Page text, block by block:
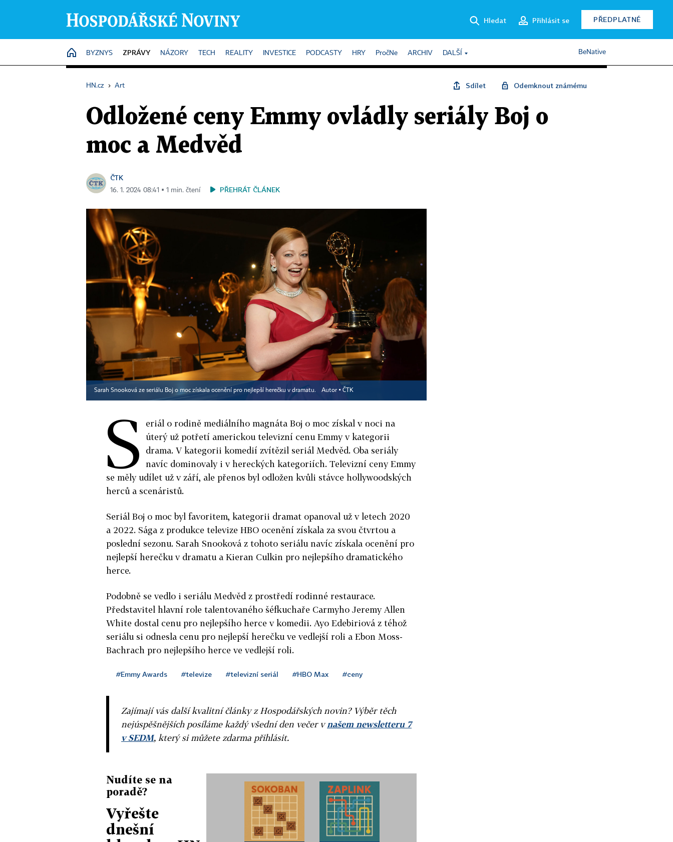
Hledat Přihlásit se PŘEDPLATNÉ
HOME
BYZNYS ZPRÁVY NÁZORY TECH REALITY INVESTICE PODCASTY HRY PročNe ARCHIV DALŠÍ BeNative
HN.cz › Art Sdílet Odemknout známému
Odložené ceny Emmy ovládly seriály Boj o
moc a Medvěd
ČTK
16. 1. 2024 08:41 ▪ 1 min. čtení PŘEHRÁT ČLÁNEK
Sarah Snooková ze seriálu Boj o moc získala ocenění pro nejlepší herečku v dramatu. Autor ▪ ČTK
S
eriál o rodině mediálního magnáta Boj o moc získal v noci na
úterý už potřetí americkou televizní cenu Emmy v kategorii
drama. V kategorii komedií zvítězil seriál Medvěd. Oba seriály
navíc dominovaly i v hereckých kategoriích. Televizní ceny Emmy
se měly udílet už v září, ale přenos byl odložen kvůli stávce hollywoodských
herců a scenáristů.
Seriál Boj o moc byl favoritem, kategorii dramat opanoval už v letech 2020
a 2022. Sága z produkce televize HBO ocenění získala za svou čtvrtou a
poslední sezonu. Sarah Snooková z tohoto seriálu navíc získala ocenění pro
nejlepší herečku v dramatu a Kieran Culkin pro nejlepšího dramatického
herce.
Podobně se vedlo i seriálu Medvěd z prostředí rodinné restaurace.
Představitel hlavní role talentovaného šéfkuchaře Carmyho Jeremy Allen
White dostal cenu pro nejlepšího herce v komedii. Ayo Edebiriová z téhož
seriálu si odnesla cenu pro nejlepší herečku ve vedlejší roli a Ebon Moss-
Bachrach pro nejlepšího herce ve vedlejší roli.
#Emmy Awards #televize #televizní seriál #HBO Max #ceny
Zajímají vás další kvalitní články z Hospodářských novin? Výběr těch
nejúspěšnějších posíláme každý všední den večer vnašem newsletteru 7
v SEDM, který si můžete zdarma přihlásit.
Nudíte se na
poradě?
Vyřešte
dnešní